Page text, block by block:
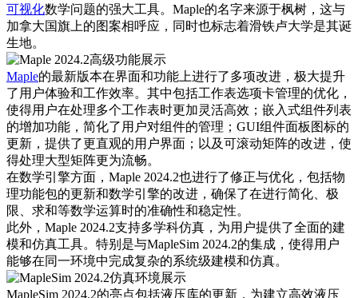
可视化数学问题的强大工具。Maple的名字来源于枫树，这与
加拿大国旗上的图案相呼应，同时也标志着滑铁卢大学是其诞
生地。
Maple的最新版本在界面和功能上进行了多项改进，极大提升
了用户体验和工作效率。其中包括工作表选项卡管理的优化，
使得用户在处理多个工作表时更加灵活高效；嵌入式组件列表
的增加功能，简化了用户对组件的管理；GUI组件面板图标的
更新，提供了更直观的用户界面；以及可滚动矩阵的改进，使
得处理大型矩阵更为流畅。
在数学引擎方面，Maple 2024.2也进行了修正与优化，包括物
理功能包的更新和数学引擎的改进，确保了在进行简化、极
限、求和等数学运算时的准确性和稳定性。
此外，Maple 2024.2支持多学科仿真，为用户提供了全面的建
模和仿真工具。特别是与MapleSim 2024.2的集成，使得用户
能够在同一环境中完成复杂的系统级建模和仿真。
MapleSim 2024.2的亮点包括液压库的更新，为建立高效液压